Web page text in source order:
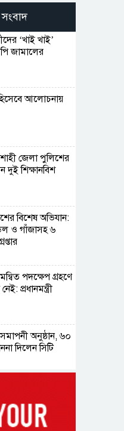
‘খাই খাই’
জামালের
আলোচনায়
জেলা পুলিশের
দুই শিক্ষানবিশ
বিশেষ অভিযান:
ও গাঁজাসহ ৬
পদক্ষেপ গ্রহণে
প্রধানমন্ত্রী
অনুষ্ঠান, ৬০
দিলেন সিটি